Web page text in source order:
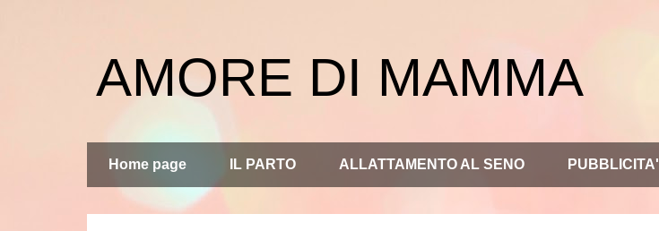
AMORE DI MAMMA
Home page IL PARTO ALLATTAMENTO AL SENO PUBBLICITA'